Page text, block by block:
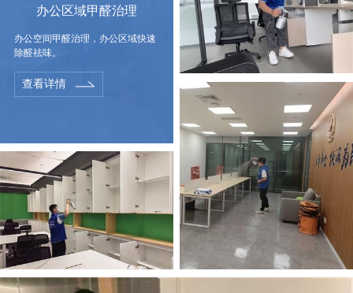
办公区域甲醛治理
办公空间甲醛治理，办公区域快速
除醛祛味。
查看详情